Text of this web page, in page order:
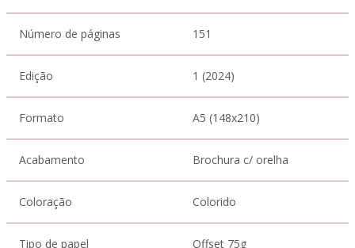
Número de páginas 151
Edição 1 (2024)
Formato A5 (148x210)
Acabamento Brochura c/ orelha
Coloração Colorido
Tipo de papel Offset 75g